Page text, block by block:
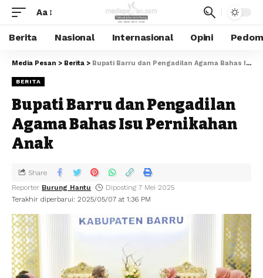
Aa
Berita Nasional Internasional Opini
Media Pesan > Berita > Bupati Barru dan Pengadilan Agama Bahas Isu Pernikahan Anak
BERITA
Bupati Barru dan Pengadilan
Agama Bahas Isu Pernikahan
Anak
Terakhir diperbarui: 2025/05/07 at 1:36 PM
Reporter Burung Hantu Diposting 7 Mei 2025
Share